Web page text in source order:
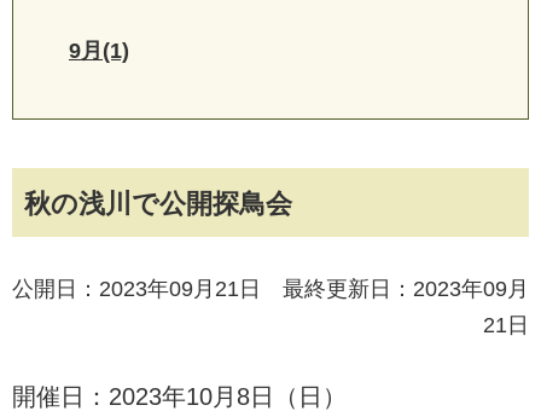
秋の浅川で公開探鳥会
公開日：2023年09月21日 最終更新日：2023年09月
21日
開催日：2023年10月8日（日）
9月(1)